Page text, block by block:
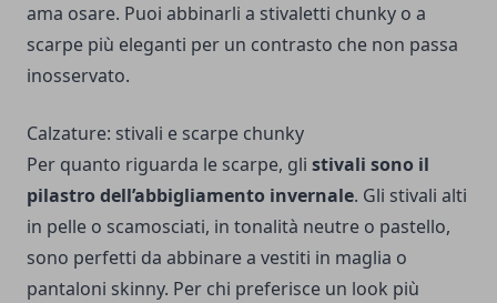
ama osare. Puoi abbinarli a stivaletti chunky o a
scarpe più eleganti per un contrasto che non passa
inosservato.
Calzature: stivali e scarpe chunky
Per quanto riguarda le scarpe, gli stivali sono il
pilastro dell’abbigliamento invernale. Gli stivali alti
in pelle o scamosciati, in tonalità neutre o pastello,
sono perfetti da abbinare a vestiti in maglia o
pantaloni skinny. Per chi preferisce un look più